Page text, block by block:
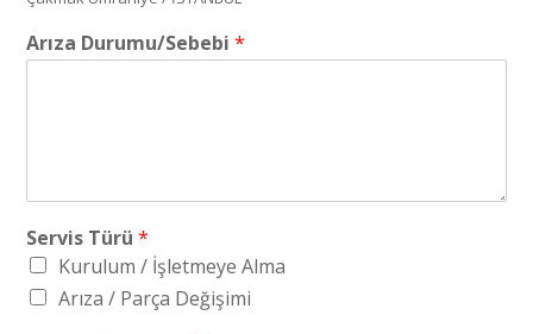
Arıza Durumu/Sebebi*
Servis Türü*
Kurulum / İşletmeye Alma
Arıza / Parça Değişimi